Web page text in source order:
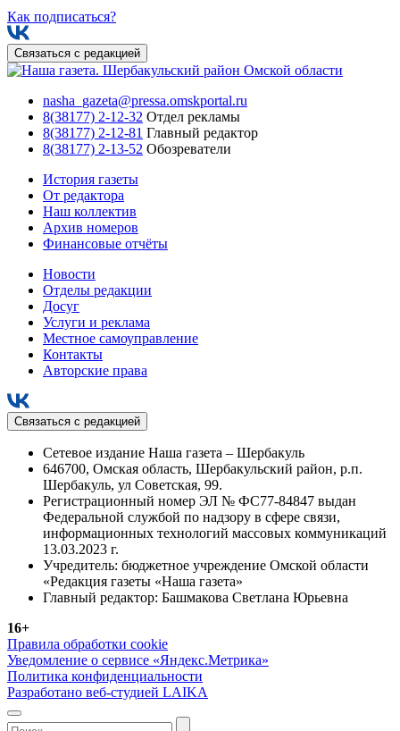
Как подписаться?
Связаться с редакцией
nasha_gazeta@pressa.omskportal.ru
8(38177) 2-12-32 Отдел рекламы
8(38177) 2-12-81 Главный редактор
8(38177) 2-13-52 Обозреватели
История газеты
От редактора
Наш коллектив
Архив номеров
Финансовые отчёты
Новости
Отделы редакции
Досуг
Услуги и реклама
Местное самоуправление
Контакты
Авторские права
Связаться с редакцией
Сетевое издание Наша газета – Шербакуль
646700, Омская область, Шербакульский район, р.п.
Шербакуль, ул Советская, 99.
Регистрационный номер ЭЛ № ФС77-84847 выдан
Федеральной службой по надзору в сфере связи,
информационных технологий массовых коммуникаций
13.03.2023 г.
Учредитель: бюджетное учреждение Омской области
«Редакция газеты «Наша газета»
Главный редактор: Башмакова Светлана Юрьевна
16+
Правила обработки cookie
Уведомление о сервисе «Яндекс.Метрика»
Политика конфиденциальности
Разработано веб-студией LAIKA